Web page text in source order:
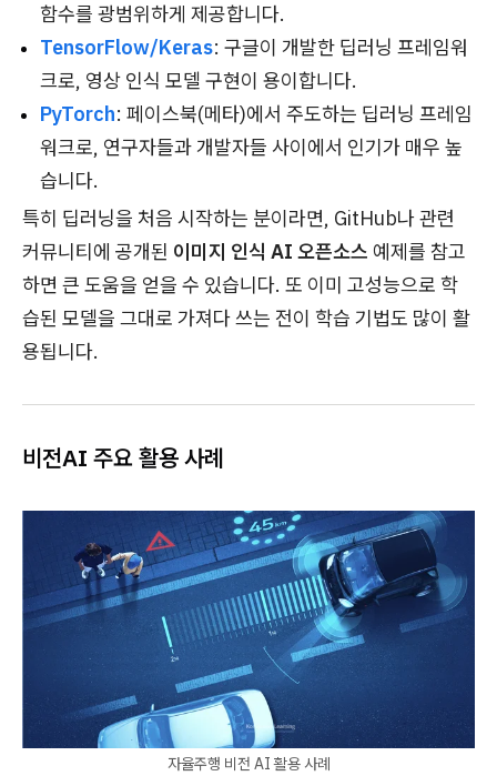
함수를 광범위하게 제공합니다.
TensorFlow/Keras: 구글이 개발한 딥러닝 프레임워
크로, 영상 인식 모델 구현이 용이합니다.
PyTorch: 페이스북(메타)에서 주도하는 딥러닝 프레임
워크로, 연구자들과 개발자들 사이에서 인기가 매우 높
습니다.
특히 딥러닝을 처음 시작하는 분이라면, GitHub나 관련
커뮤니티에 공개된 이미지 인식 AI 오픈소스 예제를 참고
하면 큰 도움을 얻을 수 있습니다. 또 이미 고성능으로 학
습된 모델을 그대로 가져다 쓰는 전이 학습 기법도 많이 활
용됩니다.
비전AI 주요 활용 사례
자율주행 비전 AI 활용 사례